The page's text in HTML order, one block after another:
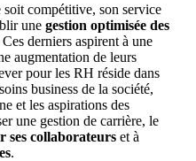
compétitive, son service
une gestion optimisée des
derniers aspirent à une
augmentation de leurs
pour les RH réside dans
business de la société,
et les aspirations des
une gestion de carrière, le
ses collaborateurs et à
.